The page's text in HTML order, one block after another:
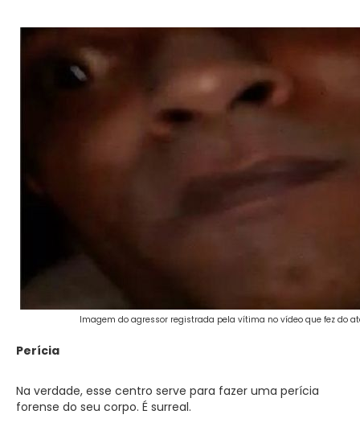
Imagem do agressor registrada pela vítima no vídeo que fez do
Perícia
Na verdade, esse centro serve para fazer uma perícia
forense do seu corpo. É surreal.